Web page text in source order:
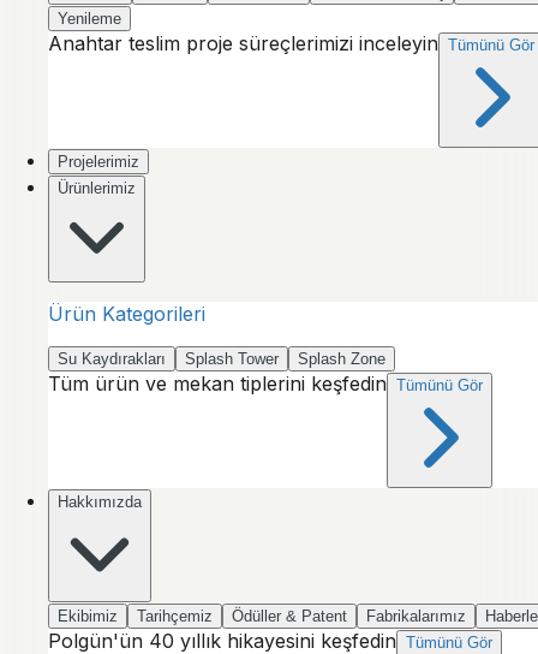
Yenileme
Anahtar teslim proje süreçlerimizi inceleyin Tümünü Gör
Projelerimiz
Ürünlerimiz
Ürün Kategorileri
Su Kaydırakları Splash Tower Splash Zone
Tüm ürün ve mekan tiplerini keşfedin Tümünü Gör
Hakkımızda
Ekibimiz Tarihçemiz Ödüller & Patent Fabrikalarımız
Polgün'ün 40 yıllık hikayesini keşfedin Tümünü Gör